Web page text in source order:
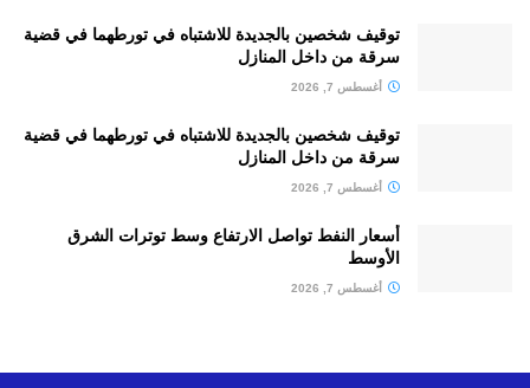
توقيف شخصين بالجديدة للاشتباه في تورطهما في قضية
سرقة من داخل المنازل
أغسطس 7, 2026
توقيف شخصين بالجديدة للاشتباه في تورطهما في قضية
سرقة من داخل المنازل
أغسطس 7, 2026
أسعار النفط تواصل الارتفاع وسط توترات الشرق
الأوسط
أغسطس 7, 2026